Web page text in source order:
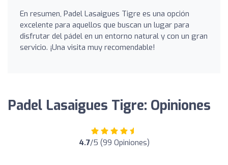
En resumen, Padel Lasaigues Tigre es una opción
excelente para aquellos que buscan un lugar para
disfrutar del pádel en un entorno natural y con un gran
servicio. ¡Una visita muy recomendable!
Padel Lasaigues Tigre: Opiniones
4.7/5 (99 Opiniones)